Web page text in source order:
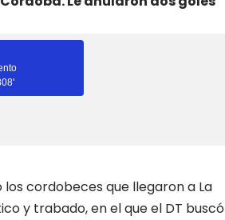
cordobeces que llegaron a La
y trabado, en el que el DT buscó